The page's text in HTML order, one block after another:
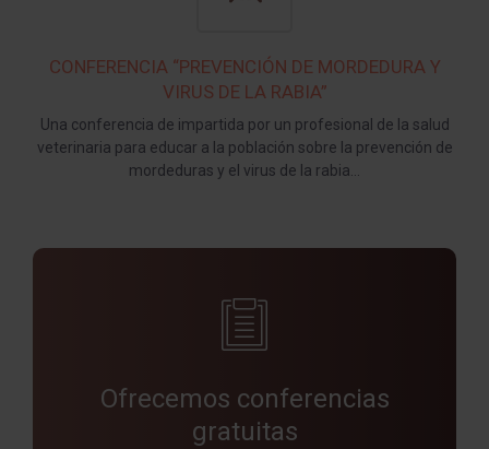
CONFERENCIA “PREVENCIÓN DE MORDEDURA Y
VIRUS DE LA RABIA”
Una conferencia de impartida por un profesional de la salud
veterinaria para educar a la población sobre la prevención de
mordeduras y el virus de la rabia…
Ofrecemos conferencias
gratuitas